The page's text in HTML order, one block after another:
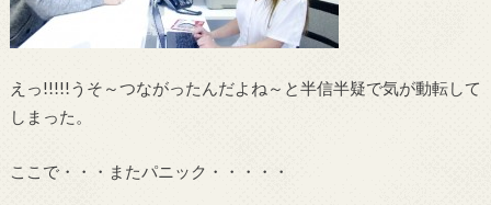
えっ!!!!!うそ～つながったんだよね～と半信半疑で気が動転して
しまった。
ここで・・・またパニック・・・・・